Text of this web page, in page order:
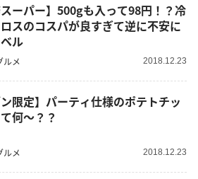
スーパー】500gも入って98円！？冷
スのコスパが良すぎて逆に不安に
ル
ルメ 2018.12.23
ン限定】パーティ仕様のポテトチッ
何～？？
ルメ 2018.12.23